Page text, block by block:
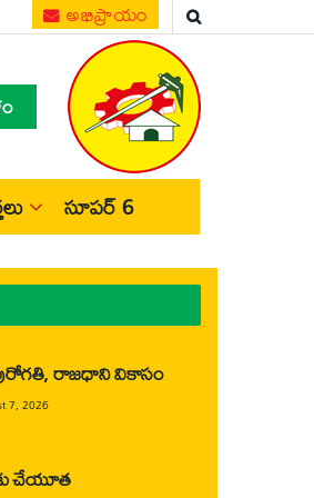
అభిప్రాయం
సూపర్ 6
రాజధాని వికాసం
7, 2026
చేయూత